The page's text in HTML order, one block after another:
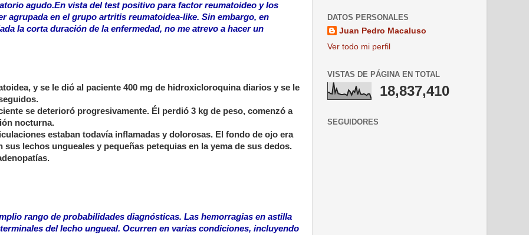
agudo.En vista del test positivo para factor reumatoideo y los
agrupada en el grupo artritis reumatoidea-like. Sin embargo, en
la corta duración de la enfermedad, no me atrevo a hacer un
y se le dió al paciente 400 mg de hidroxicloroquina diarios y se le
se deterioró progresivamente. Él perdió 3 kg de peso, comenzó a
nocturna.
estaban todavía inflamadas y dolorosas. El fondo de ojo era
lechos ungueales y pequeñas petequias en la yema de sus dedos.
rango de probabilidades diagnósticas. Las hemorragias en astilla
del lecho ungueal. Ocurren en varias condiciones, incluyendo
DATOS PERSONALES
Juan Pedro Macaluso
Ver todo mi perfil
VISTAS DE PÁGINA EN TOTAL
18,837,410
SEGUIDORES